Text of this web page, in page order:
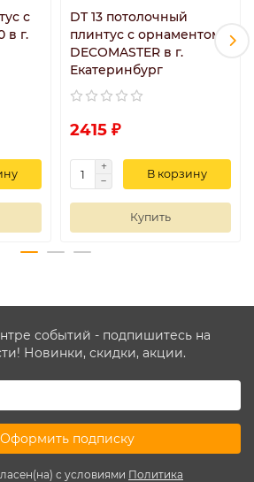
с
в г.
DT 13 потолочный
плинтус с орнаментом
DECOMASTER в г.
Екатеринбург
2415 ₽
В корзину
Купить
событий - подпишитесь на
Новинки, скидки, акции.
Оформить подписку
с условиями Политика